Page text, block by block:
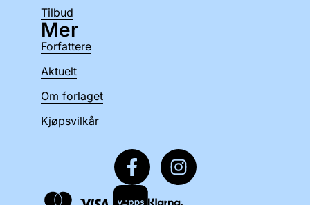
Tilbud
Mer
Forfattere
Aktuelt
Om forlaget
Kjøpsvilkår